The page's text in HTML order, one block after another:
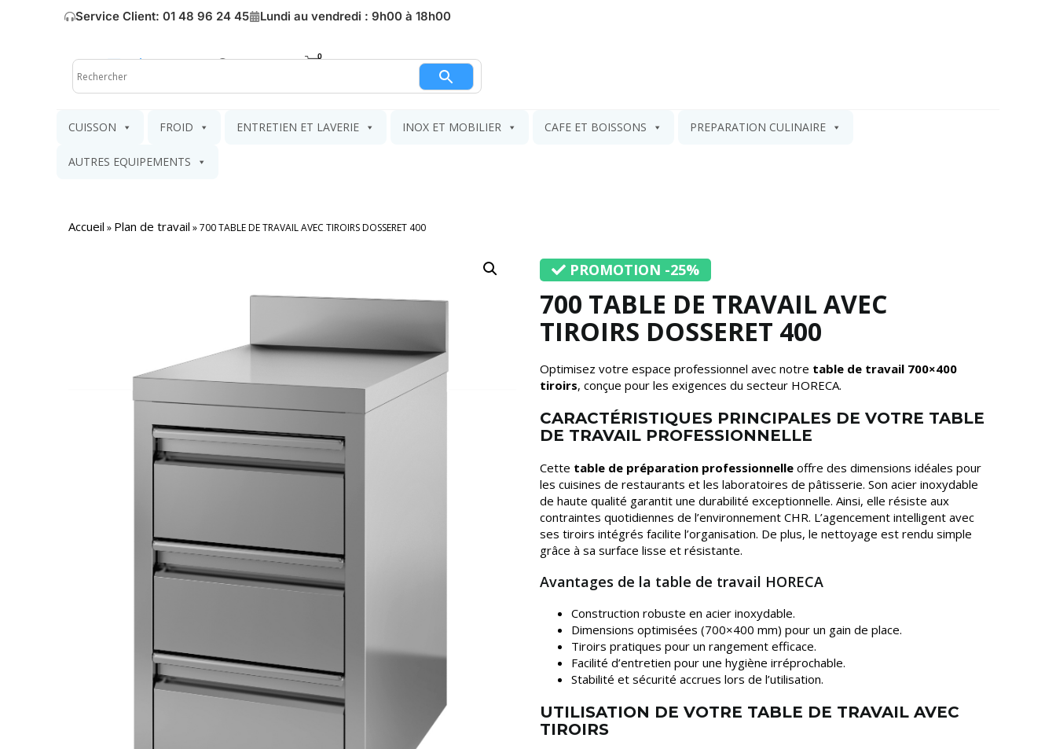
Service Client: 01 48 96 24 45 Lundi au vendredi : 9h00 à 18h00
Mon compte Mon panier
CUISSON FROID ENTRETIEN ET LAVERIE INOX ET MOBILIER CAFE ET BOISSONS PREPARATION CULINAIRE
AUTRES EQUIPEMENTS
Accueil » Plan de travail »700 TABLE DE TRAVAIL AVEC TIROIRS DOSSERET 400
700 TABLE DE TRAVAIL AVEC
TIROIRS DOSSERET 400
Optimisez votre espace professionnel avec notre table de travail 700×400
tiroirs, conçue pour les exigences du secteur HORECA.
CARACTÉRISTIQUES PRINCIPALES DE VOTRE TABLE
DE TRAVAIL PROFESSIONNELLE
Cette table de préparation professionnelle offre des dimensions idéales pour
les cuisines de restaurants et les laboratoires de pâtisserie. Son acier inoxydable
de haute qualité garantit une durabilité exceptionnelle. Ainsi, elle résiste aux
contraintes quotidiennes de l’environnement CHR. L’agencement intelligent avec
ses tiroirs intégrés facilite l’organisation. De plus, le nettoyage est rendu simple
grâce à sa surface lisse et résistante.
Avantages de la table de travail HORECA
Construction robuste en acier inoxydable.
Dimensions optimisées (700×400 mm) pour un gain de place.
Tiroirs pratiques pour un rangement efficace.
Facilité d’entretien pour une hygiène irréprochable.
Stabilité et sécurité accrues lors de l’utilisation.
UTILISATION DE VOTRE TABLE DE TRAVAIL AVEC
TIROIRS
PROMOTION -25%